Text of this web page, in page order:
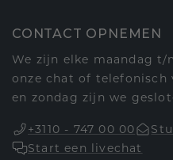
CONTACT OPNEMEN
We zijn elke maandag
onze chat of telefonisch
en zondag zijn we
+3110 - 747 00 00
Start een livechat